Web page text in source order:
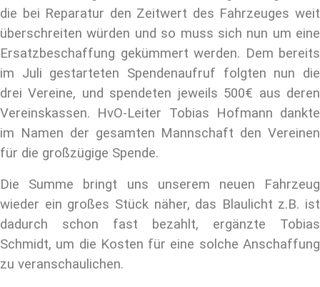
die bei Reparatur den Zeitwert des Fahrzeuges weit
überschreiten würden und so muss sich nun um eine
Ersatzbeschaffung gekümmert werden. Dem bereits
im Juli gestarteten Spendenaufruf folgten nun die
drei Vereine, und spendeten jeweils 500€ aus deren
Vereinskassen. HvO-Leiter Tobias Hofmann dankte
im Namen der gesamten Mannschaft den Vereinen
für die großzügige Spende.
Die Summe bringt uns unserem neuen Fahrzeug
wieder ein großes Stück näher, das Blaulicht z.B. ist
dadurch schon fast bezahlt, ergänzte Tobias
Schmidt, um die Kosten für eine solche Anschaffung
zu veranschaulichen.